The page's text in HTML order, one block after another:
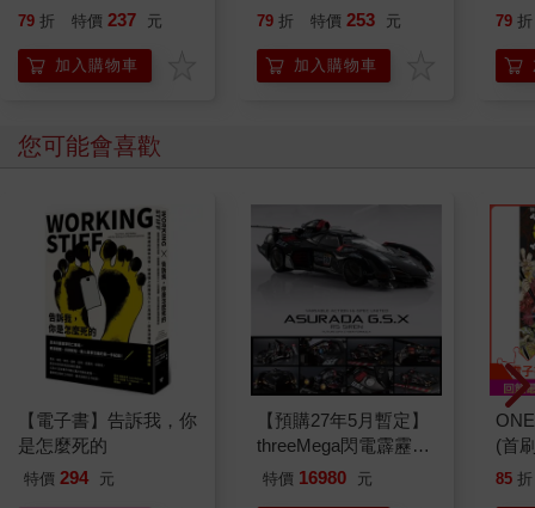
開大腦的行動開關，懶
的37個科學方法
79 折 特價 237 元
加入購物車
79 折 特價 253 元
加入購物車
誰
79 折
您可能會喜歡
【電子書】告訴我，你
是怎麼死的
特價 294 元
【預購27年5月暫定】
threeMega閃電霹靂車
VA Hi-SPEC UNITED
特價 16980 元
(首
85 折